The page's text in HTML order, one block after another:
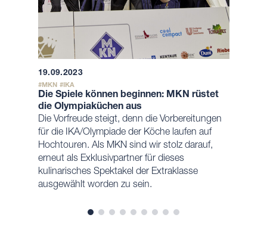
19.09.2023
MKN IKA
Die Spiele können beginnen: MKN rüstet
die Olympiaküchen aus
Die Vorfreude steigt, denn die Vorbereitungen
für die IKA/Olympiade der Köche laufen auf
Hochtouren. Als MKN sind wir stolz darauf,
erneut als Exklusivpartner für dieses
kulinarisches Spektakel der Extraklasse
ausgewählt worden zu sein.